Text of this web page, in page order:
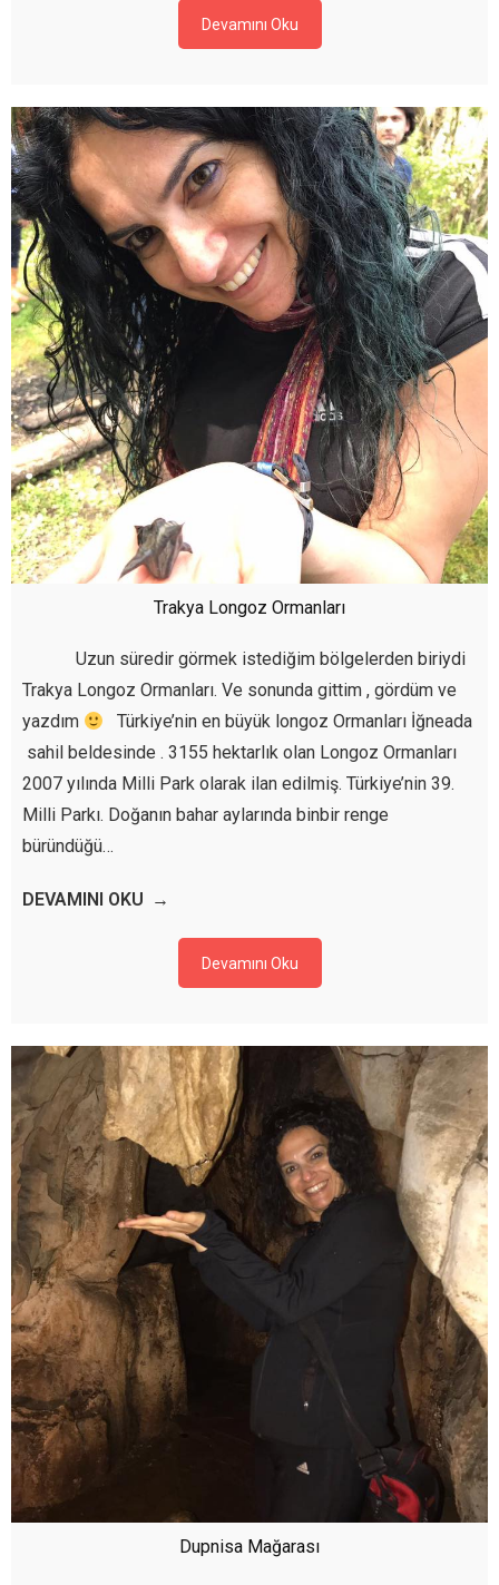
Devamını Oku
Trakya Longoz Ormanları
Uzun süredir görmek istediğim bölgelerden biriydi
Trakya Longoz Ormanları. Ve sonunda gittim , gördüm ve
yazdım
Türkiye’nin en büyük longoz Ormanları İğneada
sahil beldesinde . 3155 hektarlık olan Longoz Ormanları
2007 yılında Milli Park olarak ilan edilmiş. Türkiye’nin 39.
Milli Parkı. Doğanın bahar aylarında binbir renge
büründüğü…
DEVAMINI OKU
Devamını Oku
Dupnisa Mağarası